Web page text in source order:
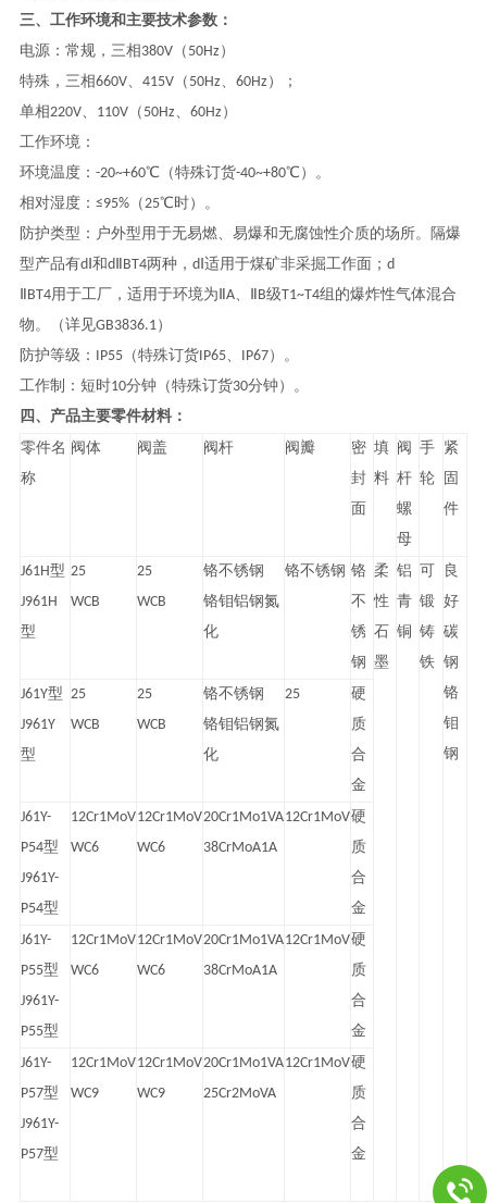
三、工作环境和主要技术参数：
电源：常规，三相380V（50Hz）
特殊，三相660V、415V（50Hz、60Hz）；
单相220V、110V（50Hz、60Hz）
工作环境：
环境温度：-20~+60℃（特殊订货-40~+80℃）。
相对湿度：≤95%（25℃时）。
防护类型：户外型用于无易燃、易爆和无腐蚀性介质的场所。隔爆
型产品有dⅠ和dⅡBT4两种，dⅠ适用于煤矿非采掘工作面；d
ⅡBT4用于工厂，适用于环境为ⅡA、ⅡB级T1~T4组的爆炸性气体混合
物。（详见GB3836.1）
防护等级：IP55（特殊订货IP65、IP67）。
工作制：短时10分钟（特殊订货30分钟）。
四、产品主要零件材料：
零件名
称
阀体 阀盖 阀杆 阀瓣
密
封
面
填
料
阀
杆
螺
母
手
轮
紧
固
件
J61H型
J961H
型
25
WCB
25
WCB
铬不锈钢
铬钼铝钢氮
化
铬不锈钢 铬
不
锈
钢
柔
性
石
墨
铝
青
铜
可
锻
铸
铁
良
好
碳
钢
铬
钼
钢
J61Y型
J961Y
型
25
WCB
25
WCB
铬不锈钢
铬钼铝钢氮
化
25
硬
质
合
金
J61Y-
P54型
J961Y-
P54型
12Cr1MoV
WC6
12Cr1MoV
WC6
20Cr1Mo1VA
38CrMoA1A
12Cr1MoV硬
质
合
金
J61Y-
P55型
J961Y-
P55型
12Cr1MoV
WC6
12Cr1MoV
WC6
20Cr1Mo1VA
38CrMoA1A
12Cr1MoV硬
质
合
金
J61Y-
P57型
J961Y-
P57型
12Cr1MoV
WC9
12Cr1MoV
WC9
20Cr1Mo1VA
25Cr2MoVA
12Cr1MoV硬
质
合
金